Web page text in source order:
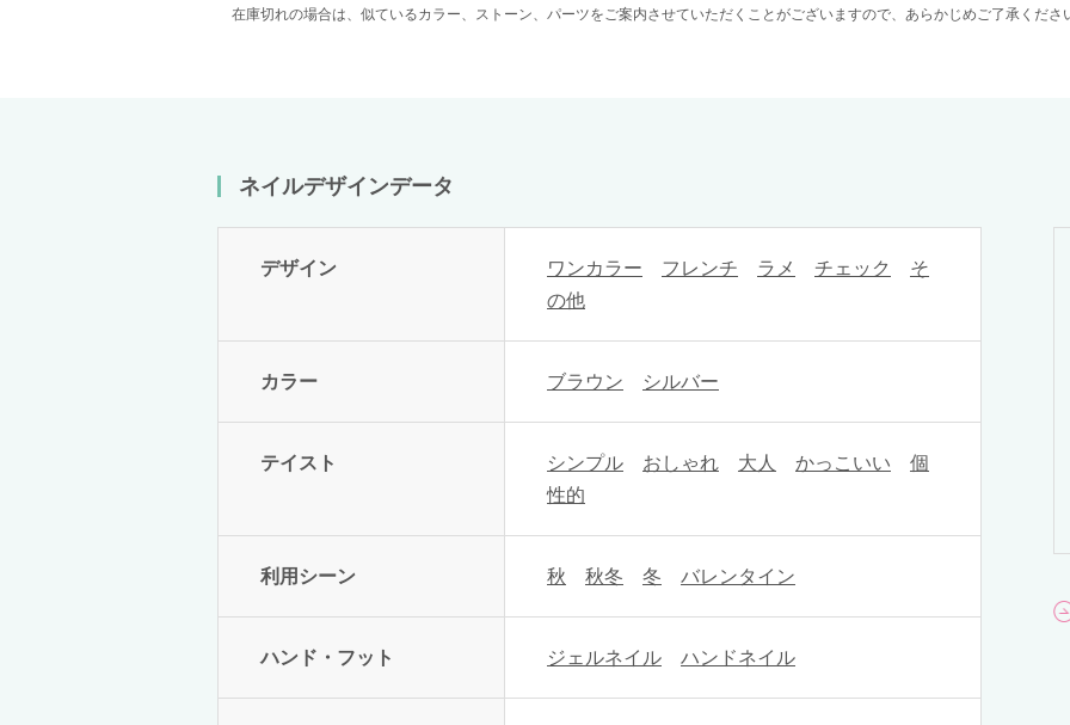
在庫切れの場合は、似ているカラー、ストーン、パーツをご案内させていただくことがございますので、あらかじめご了承くださ
ネイルデザインデータ
デザイン ワンカラー フレンチ ラメ チェック
そ
の他
カラー ブラウン シルバー
テイスト シンプル おしゃれ 大人 かっこいい
個
性的
利用シーン 秋 秋冬 冬 バレンタイン
ハンド・フット ジェルネイル ハンドネイル